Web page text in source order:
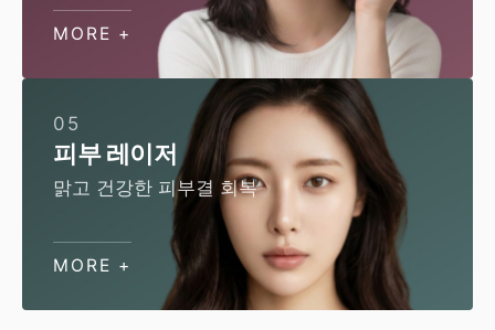
MORE +
05
피부 레이저
맑고 건강한 피부결 회복
MORE +